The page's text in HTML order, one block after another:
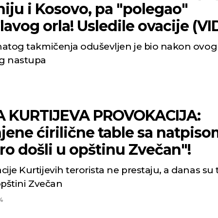
i Kosovo, pa "polegao"
orla! Usledile ovacije
takmičenja oduševljen je bio nakon ovog
nastupa
KURTIJEVA PROVOKACIJA:
ćirilične table sa
došli u opštinu Zvečan"!
Kurtijevih terorista ne prestaju, a danas su
Zvečan
s
26
°C
Vetar:
m/s
Vlažnost: